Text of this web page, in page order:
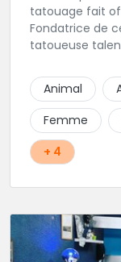
tatouage fait
Fondatrice de
tatoueuse
Animal
Femme
+ 4